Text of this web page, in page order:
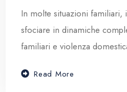
In molte situazioni familiari,
sfociare in dinamiche
familiari e violenza
Read More